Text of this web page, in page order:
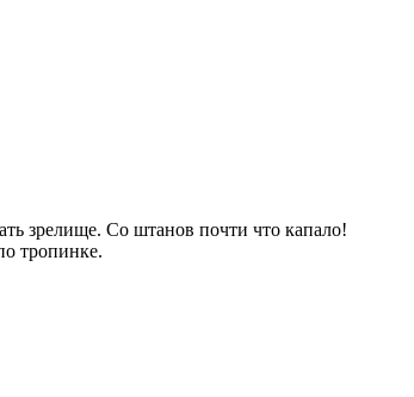
зрелище. Со штанов почти что капало!
тропинке.